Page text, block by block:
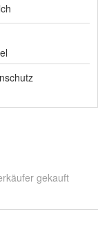
gekauft